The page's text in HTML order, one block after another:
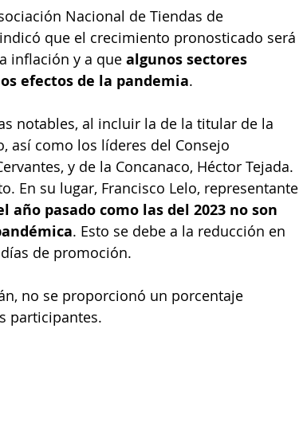
Nacional de Tiendas de
que el crecimiento pronosticado será
inflación y a que algunos sectores
efectos de la pandemia.
notables, al incluir la de la titular de la
así como los líderes del Consejo
y de la Concanaco, Héctor Tejada.
En su lugar, Francisco Lelo, representante
año pasado como las del 2023 no son
. Esto se debe a la reducción en
de promoción.
no se proporcionó un porcentaje
participantes.